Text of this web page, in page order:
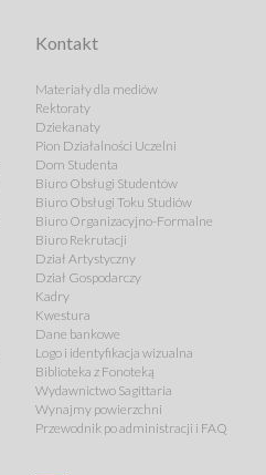
Kontakt
Materiały dla mediów
Rektoraty
Dziekanaty
Pion Działalności Uczelni
Dom Studenta
Biuro Obsługi Studentów
Biuro Obsługi Toku Studiów
Biuro Organizacyjno-Formalne
Biuro Rekrutacji
Dział Artystyczny
Dział Gospodarczy
Kadry
Kwestura
Dane bankowe
Logo i identyfikacja wizualna
Biblioteka z Fonoteką
Wydawnictwo Sagittaria
Wynajmy powierzchni
Przewodnik po administracji i FAQ